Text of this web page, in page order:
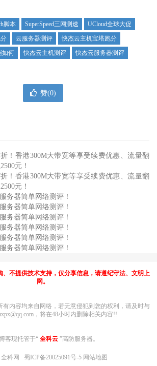
脚本 SuperSpeed三网测速
UCloud全球大促
云服务器测评
快杰云主机宝塔跑分
如何
快杰云主机测评 快杰云服务器测评
赞(0)
！香港300M大带宽等享受续费优惠、流量翻
元！
！香港300M大带宽等享受续费优惠、流量翻
元！
务器简单网络测评！
务器简单网络测评！
务器简单网络测评！
务器简单网络测评！
务器简单网络测评！
务器简单网络测评！
、不提供技术支持，仅分享信息，请遵纪守法、文明上
网。
有内容均来自网络，若无意侵犯到您的权利，请及时与
，将在48小时内删除相关内容!!
客现托管于“ 全科云 ”高防服务器。
全科网 蜀ICP备20025091号-5 网站地图